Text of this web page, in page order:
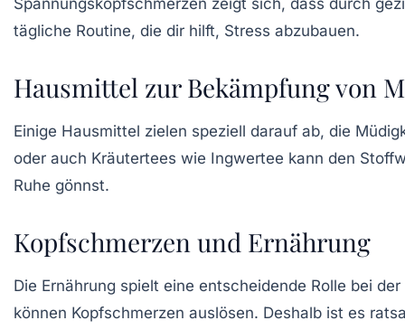
Spannungskopfschmerzen zeigt sich, dass durch
tägliche Routine, die dir hilft, Stress abzubauen.
Hausmittel zur Bekämpfung von
Einige Hausmittel zielen speziell darauf ab, die
oder auch Kräutertees wie Ingwertee kann den
Ruhe gönnst.
Kopfschmerzen und Ernährung
Die Ernährung spielt eine entscheidende Rolle bei
können Kopfschmerzen auslösen. Deshalb ist es